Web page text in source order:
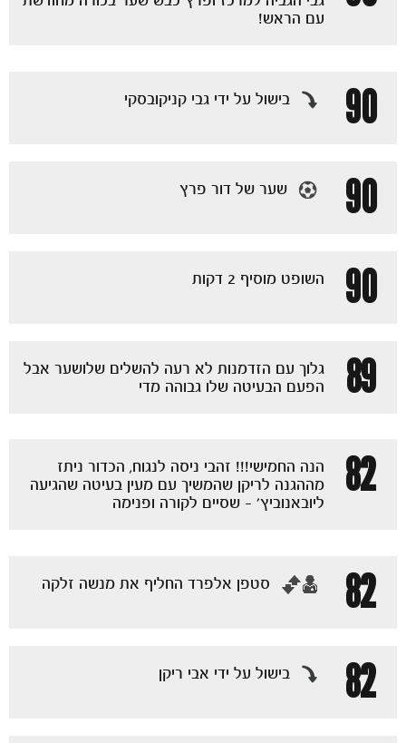
עם הראש!
90 בישול על ידי גבי קניקובסקי
90 שער של דור פרץ
90 השופט מוסיף 2 דקות
89
גלוך עם הזדמנות לא רעה להשלים שלושער אבל
הפעם הבעיטה שלו גבוהה מדי
82
הנה החמישי!!! זהבי ניסה לנגוח, הכדור ניתז
מההגנה לריקן שהמשיך עם מעין בעיטה שהגיעה
ליובאנוביץ' - שסיים לקורה ופנימה
82 ‏סטפן אלפרד החליף את מנשה זלקה
82 בישול על ידי אבי ריקן